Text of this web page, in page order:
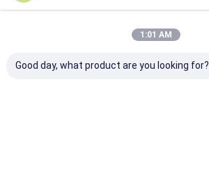
1:01 AM
Good day, what product are you looking for?